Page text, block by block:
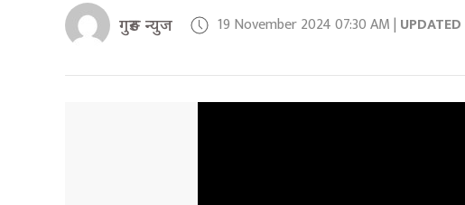
गुरुङ न्युज 19 November 2024 07:30 AM | UPDATED